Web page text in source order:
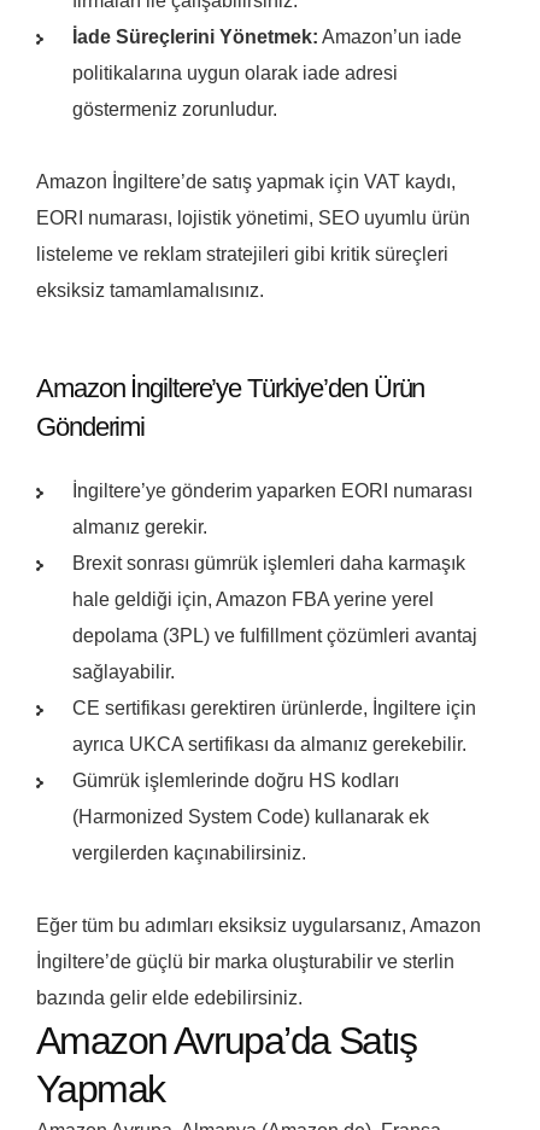
İade Süreçlerini Yönetmek: Amazon’un iade
politikalarına uygun olarak iade adresi
göstermeniz zorunludur.
Amazon İngiltere’de satış yapmak için VAT kaydı,
EORI numarası, lojistik yönetimi, SEO uyumlu ürün
listeleme ve reklam stratejileri gibi kritik süreçleri
eksiksiz tamamlamalısınız.
Amazon İngiltere’ye Türkiye’den Ürün
Gönderimi
İngiltere’ye gönderim yaparken EORI numarası
almanız gerekir.
Brexit sonrası gümrük işlemleri daha karmaşık
hale geldiği için, Amazon FBA yerine yerel
depolama (3PL) ve fulfillment çözümleri avantaj
sağlayabilir.
CE sertifikası gerektiren ürünlerde, İngiltere için
ayrıca UKCA sertifikası da almanız gerekebilir.
Gümrük işlemlerinde doğru HS kodları
(Harmonized System Code) kullanarak ek
vergilerden kaçınabilirsiniz.
Eğer tüm bu adımları eksiksiz uygularsanız, Amazon
İngiltere’de güçlü bir marka oluşturabilir ve sterlin
bazında gelir elde edebilirsiniz.
Amazon Avrupa’da Satış
Yapmak